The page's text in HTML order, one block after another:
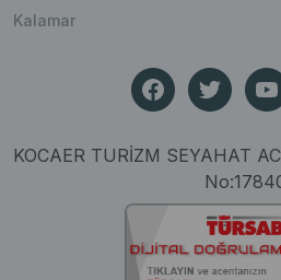
Kalamar
KOCAER TURİZM SEYAHAT